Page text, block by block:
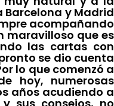
Barcelona y Madrid
acompañando
maravilloso que es
las cartas con
se dio cuenta
lo que comenzó a
hoy, numerosas
años acudiendo a